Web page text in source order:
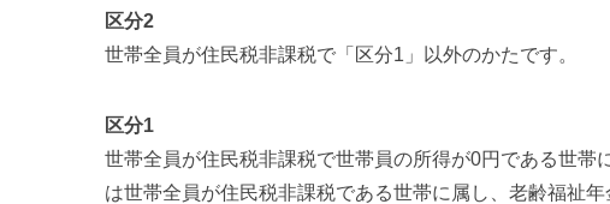
区分2
世帯全員が住民税非課税で「区分1」以外のかたです。
区分1
世帯全員が住民税非課税で世帯員の所得が0円である世帯
は世帯全員が住民税非課税である世帯に属し、老齢福祉